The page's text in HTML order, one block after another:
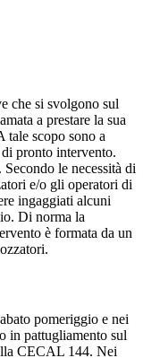
che si svolgono sul
a prestare la sua
tale scopo sono a
pronto intervento.
le necessità di
e/o gli operatori di
ingaggiati alcuni
Di norma la
è formata da un
pomeriggio e nei
in pattugliamento sul
CECAL 144. Nei